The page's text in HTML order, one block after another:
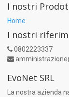
I nostri
Home
I nostri
0802223337
EvoNet SRL
La nostra azienda